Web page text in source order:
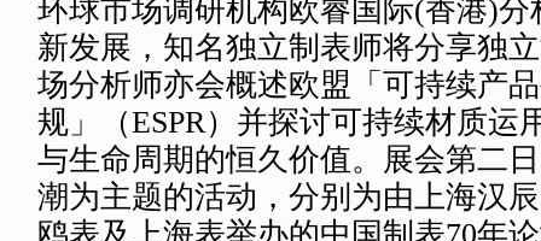
专家探讨热门话题